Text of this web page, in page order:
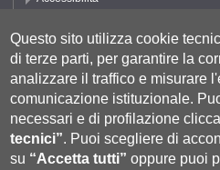
Cookie settings
Segui DEPS
Questo sito utilizza cookie
di terze parti, per garantire la
analizzare il traffico e misurare
comunicazione istituzionale.
necessari e di profilazione
tecnici”. Puoi scegliere di
su “Accetta tutti” oppure puoi